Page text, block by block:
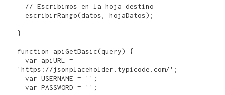
  escribirRango(datos, hojaDatos);
}
function apiGetBasic(query) {
  var apiURL =
'https://jsonplaceholder.typicode.com/';
  var USERNAME = '';
  var PASSWORD = '';